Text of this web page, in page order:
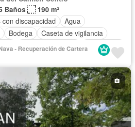
Baños
190 m²
discapacidad
Agua
Bodega
Caseta de vigilancia
Cuarto de servicio
Electricidad
con closet
Seguridad
Terraza Sin amueblar
- Recuperación de Cartera